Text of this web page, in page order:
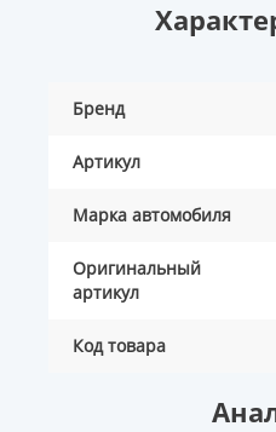
Бренд
Артикул
Марка автомобиля
Оригинальный
артикул
Код товара